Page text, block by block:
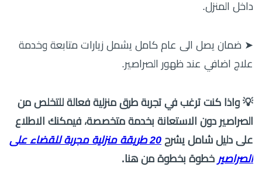
داخل المنزل.
➤ ضمان يصل الى عام كامل يشمل زيارات متابعة وخدمة
علاج اضافي عند ظهور الصراصير.
💡 واذا كنت ترغب في تجربة طرق منزلية فعالة للتخلص من
الصراصير دون الاستعانة بخدمة متخصصة، فيمكنك الاطلاع
على دليل شامل يشرح
20 طريقة منزلية مجربة للقضاء على
الصراصير خطوة بخطوة من هنا.